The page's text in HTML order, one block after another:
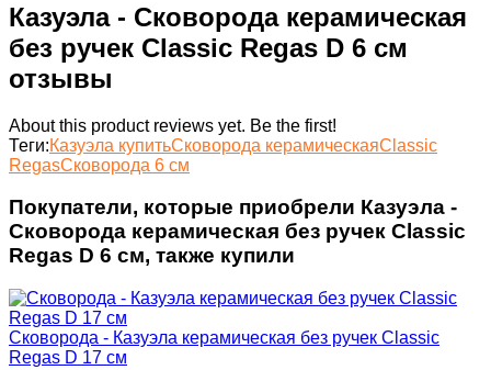
Казуэла - Сковорода керамическая
без ручек Classic Regas D 6 см
отзывы
About this product reviews yet. Be the first!
Теги:Казуэла купитьСковорода керамическаяClassic
RegasСковорода 6 см
Покупатели, которые приобрели Казуэла -
Сковорода керамическая без ручек Classic
Regas D 6 см, также купили
Сковорода - Казуэла керамическая без ручек Classic
Regas D 17 см